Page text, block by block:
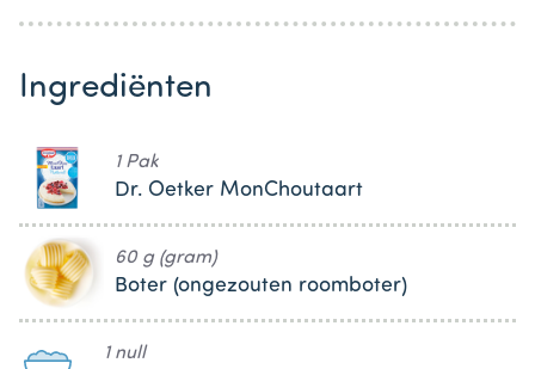
Ingrediënten
1 Pak
Dr. Oetker MonChoutaart
60 g (gram)
Boter (ongezouten roomboter)
1 null